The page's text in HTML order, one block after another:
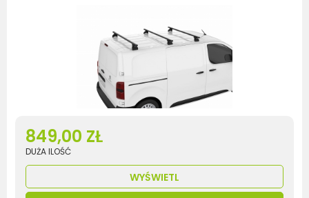
849,00 ZŁ
DUŻA ILOŚĆ
WYŚWIETL